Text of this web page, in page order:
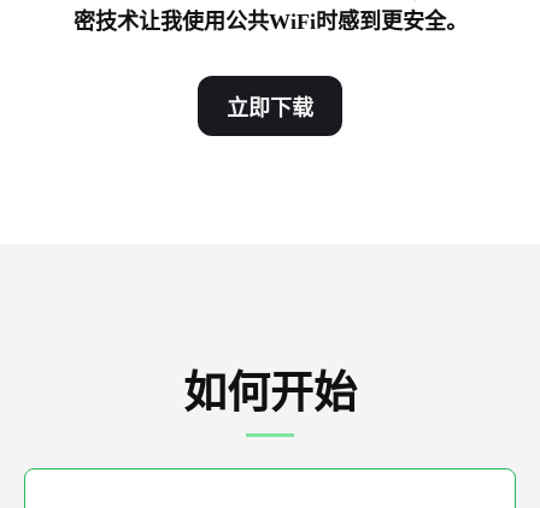
密技术让我使用公共WiFi时感到更安全。
立即下载
如何开始